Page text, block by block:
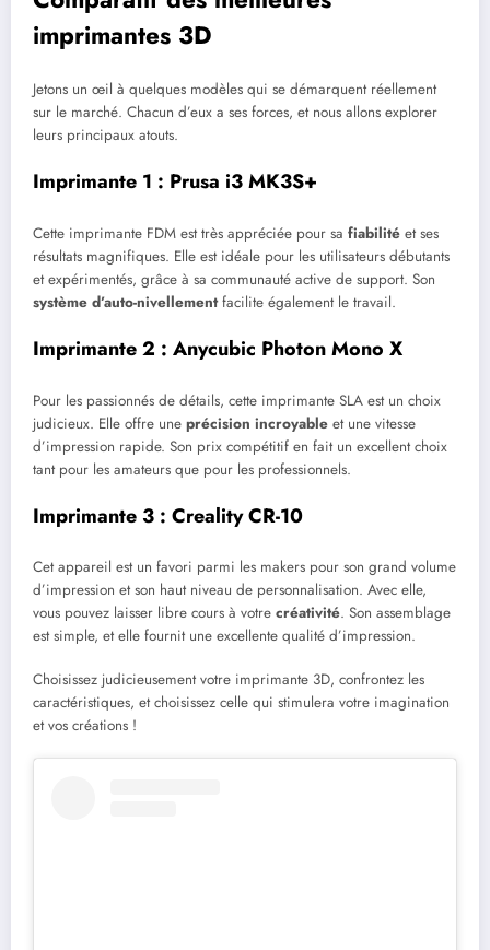
imprimantes 3D
Jetons un œil à quelques modèles qui se démarquent réellement
sur le marché. Chacun d’eux a ses forces, et nous allons explorer
leurs principaux atouts.
Imprimante 1 : Prusa i3 MK3S+
Cette imprimante FDM est très appréciée pour sa fiabilité et ses
résultats magnifiques. Elle est idéale pour les utilisateurs débutants
et expérimentés, grâce à sa communauté active de support. Son
système d’auto-nivellementfacilite également le travail.
Imprimante 2 : Anycubic Photon Mono X
Pour les passionnés de détails, cette imprimante SLA est un choix
judicieux. Elle offre une précision incroyable et une vitesse
d’impression rapide. Son prix compétitif en fait un excellent choix
tant pour les amateurs que pour les professionnels.
Imprimante 3 : Creality CR-10
Cet appareil est un favori parmi les makers pour son grand volume
d’impression et son haut niveau de personnalisation. Avec elle,
vous pouvez laisser libre cours à votre créativité. Son assemblage
est simple, et elle fournit une excellente qualité d’impression.
Choisissez judicieusement votre imprimante 3D, confrontez les
caractéristiques, et choisissez celle qui stimulera votre imagination
et vos créations !